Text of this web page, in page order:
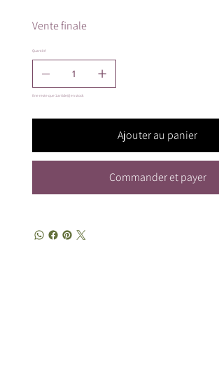
Vente finale
Quantité
Il ne reste que 1 article(s) en stock
Ajouter au panier
Commander et payer